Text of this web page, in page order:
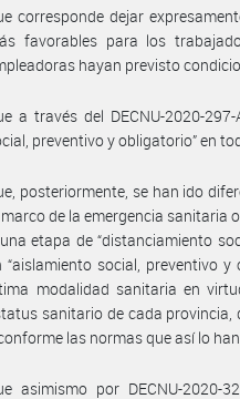
corresponde dejar
favorables para los
hayan previsto
a través del DECNU-2020-
preventivo y obligatorio” en
posteriormente, se han ido
de la emergencia sanitaria
etapa de “distanciamiento
“aislamiento social, preventivo
modalidad sanitaria en
sanitario de cada
las normas que así lo
asimismo por DECNU-2020-